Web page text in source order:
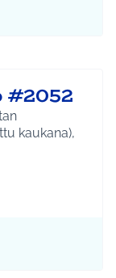
kaukana),
ja